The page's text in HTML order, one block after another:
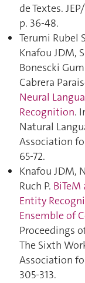
de Textes.
p. 36‑48.
Terumi Rubel
Knafou JDM,
Bonescki
Cabrera
Neural
Recognition.
Natural
Association
65‑72.
Knafou JDM,
Ruch P. BiTeM
Entity
Ensemble of
Proceedings
The Sixth
Association
305‑313.